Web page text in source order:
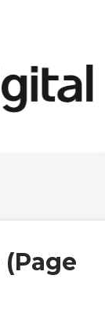
(Page